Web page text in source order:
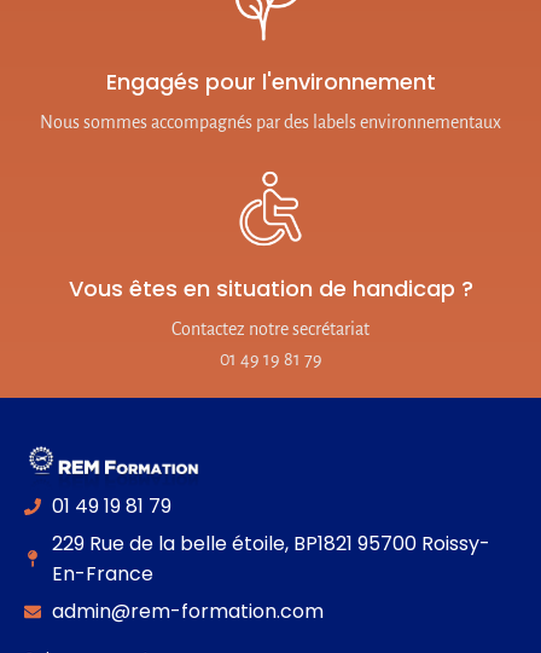
Engagés pour l'environnement
Nous sommes accompagnés par des labels environnementaux
Vous êtes en situation de handicap ?
Contactez notre secrétariat
01 49 19 81 79
01 49 19 81 79
229 Rue de la belle étoile, BP1821 95700 Roissy-
En-France
admin@rem-formation.com